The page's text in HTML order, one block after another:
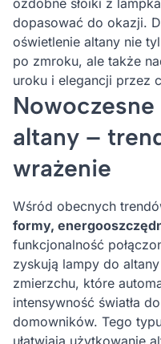
ozdobne słoiki z
dopasować do okazji.
oświetlenie altany nie
po zmroku, ale także
uroku i elegancji przez
altany –
wrażenie
Wśród obecnych
formy,
funkcjonalność
zyskują lampy do
zmierzchu, które
intensywność światła
domowników. Tego